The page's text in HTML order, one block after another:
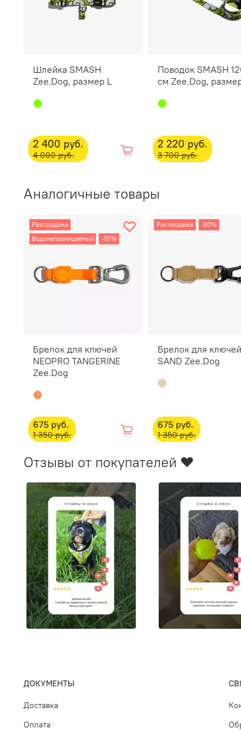
Шлейка SMASH
Zee.Dog, размер L
2 400 руб.
4 000 руб.
Поводок SMASH
см Zee.Dog,
2 220 руб.
3 700 руб.
Аналогичные товары
Распродажа
Водонепроницаемый
-50%
Брелок для ключей
NEOPRO TANGERINE
Zee.Dog
675 руб.
1 350 руб.
Распродажа -50%
Брелок для ключей
SAND Zee.Dog
675 руб.
1 350 руб.
Отзывы от покупателей ❤️
ДОКУМЕНТЫ
Доставка
Оплата